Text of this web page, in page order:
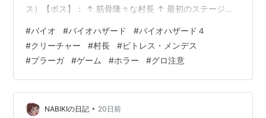
ス）【ボス】： ↑ 筋骨隆々な村長 ↑ 最初のステージで
ている数少ない人物。 支配種プラーガを宿したことと、
本人の体格も相まってか 常人とは比較にならないほどの
怪力を有する存在となっている。 特徴： 人間態として接
することが多いが、 その際はレオンを窮地に何度も追い
詰めている かなり手強い人物である。 支配種プラーガを
宿す前は、…
#バイオ #バイオハザード #バイオハザード４
#クリーチャー #村長 #ビトレス・メンデス
#プラーガ #ゲーム #ホラー #グロ注意
NABIKIの日記 • 20日前